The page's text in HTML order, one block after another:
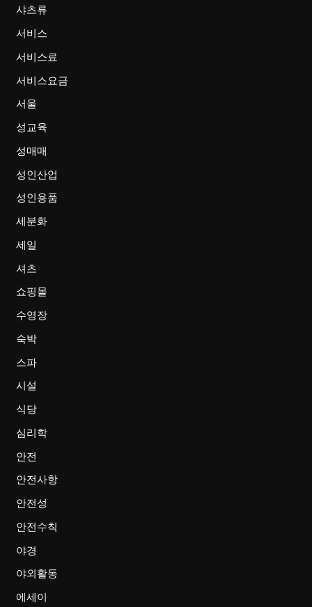
샤츠류
서비스
서비스료
서비스요금
서울
성교육
성매매
성인산업
성인용품
세분화
세일
셔츠
쇼핑몰
수영장
숙박
스파
시설
식당
심리학
안전
안전사항
안전성
안전수칙
야경
야외활동
에세이